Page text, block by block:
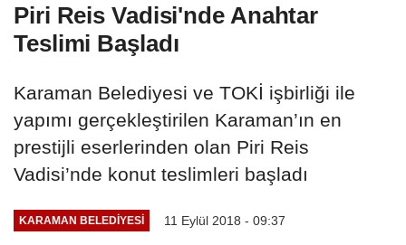
Piri Reis Vadisi'nde Anahtar
Teslimi Başladı
Karaman Belediyesi ve TOKİ işbirliği ile
yapımı gerçekleştirilen Karaman’ın en
prestijli eserlerinden olan Piri Reis
Vadisi’nde konut teslimleri başladı
KARAMAN BELEDIYESI 11 Eylül 2018 - 09:37